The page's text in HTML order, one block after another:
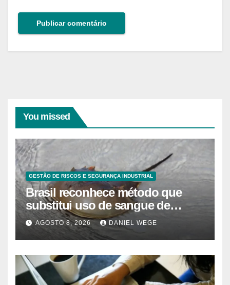
You missed
GESTÃO DE RISCOS E SEGURANÇA INDUSTRIAL
Brasil reconhece método que
substitui uso de sangue de
caranguejo-ferradura em testes
farmacêuticos
AGOSTO 8, 2026 DANIEL WEGE